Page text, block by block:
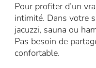
Pour profiter d’un
intimité. Dans votre
jacuzzi, sauna ou
Pas besoin de
confortable.